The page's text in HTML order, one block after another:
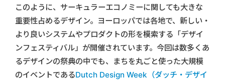
このように、サーキュラーエコノミーに関しても大きな
重要性占めるデザイン。ヨーロッパでは各地で、新しい・
より良いシステムやプロダクトの形を模索する「デザイ
ンフェスティバル」が開催されています。今回は数多くあ
るデザインの祭典の中でも、まちを丸ごと使った大規模
のイベントであるDutch Design Week（ダッチ・デザイ